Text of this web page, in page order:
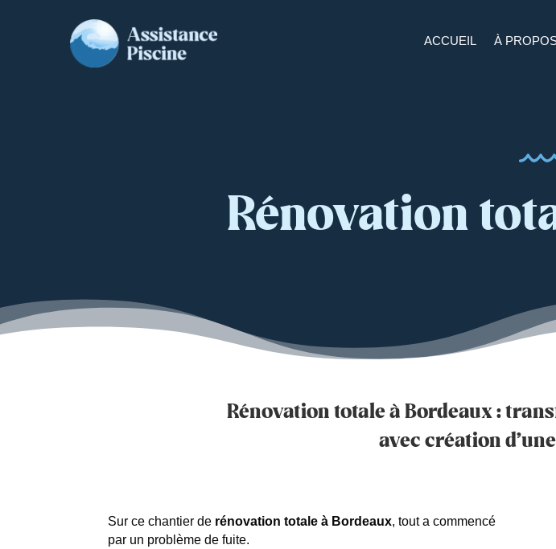
ACCUEIL À
Rénovation
Rénovation totale à Bordeaux :
avec création
Sur ce chantier de rénovation totale à Bordeaux, tout a commencé
par un problème de fuite.